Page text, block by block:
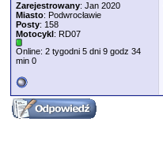
Zarejestrowany: Jan 2020
Miasto: Podwrocławie
Posty: 158
Motocykl: RD07
Online: 2 tygodni 5 dni 9 godz 34
min 0